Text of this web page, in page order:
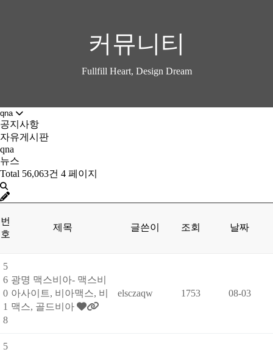
커뮤니티
Fullfill Heart, Design Dream
qna
공지사항
자유게시판
qna
뉴스
Total 56,063건 4 페이지
번
호
제목 글쓴이 조회 날짜
5
6
0
1
8
광명 맥스비아- 맥스비
아사이트, 비아맥스, 비
맥스, 골드비아
elsczaqw 1753 08-03
5